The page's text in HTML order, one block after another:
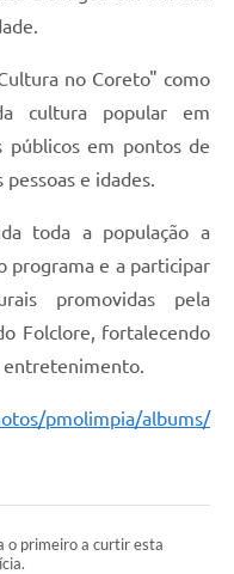
no Coreto" como
cultura popular em
públicos em pontos de
e idades.
toda a população a
programa e a participar
promovidas pela
Folclore, fortalecendo
entretenimento.
pmolimpia/albums/
o primeiro a curtir esta